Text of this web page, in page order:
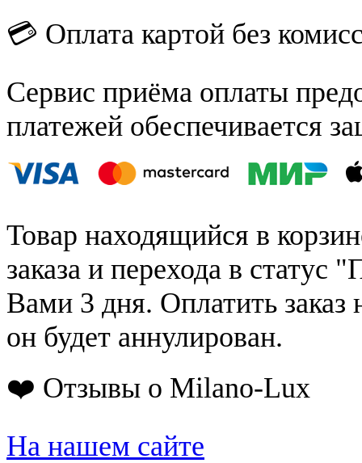
💳 Оплата картой без
Сервис приёма оплаты
платежей обеспечивается
Товар находящийся в
заказа и перехода в статус
Вами 3 дня. Оплатить заказ
он будет аннулирован.
❤️ Отзывы о Milano-Lux
На нашем сайте